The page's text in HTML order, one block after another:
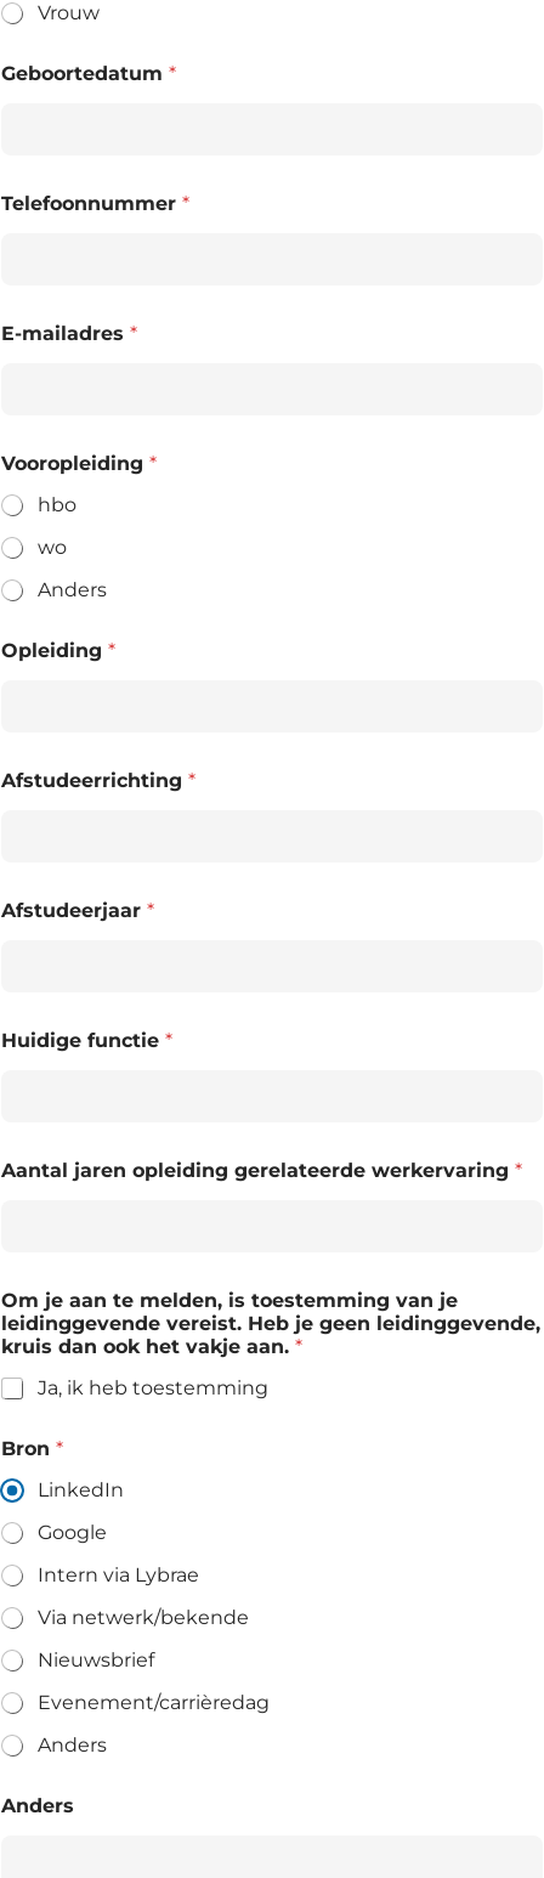
Vrouw
Geboortedatum *
Telefoonnummer *
E-mailadres *
Vooropleiding *
hbo
wo
Anders
Opleiding *
Afstudeerrichting *
Afstudeerjaar *
Huidige functie *
Aantal jaren opleiding gerelateerde werkervaring *
Om je aan te melden, is toestemming van je
leidinggevende vereist. Heb je geen leidinggevende,
kruis dan ook het vakje aan. *
Ja, ik heb toestemming
Bron *
LinkedIn
Google
Intern via Lybrae
Via netwerk/bekende
Nieuwsbrief
Evenement/carrièredag
Anders
Anders